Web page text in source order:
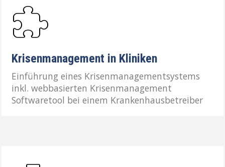
Krisenmanagement in Kliniken
Einführung eines Krisenmanagementsystems
inkl. webbasierten Krisenmanagement
Softwaretool bei einem Krankenhausbetreiber